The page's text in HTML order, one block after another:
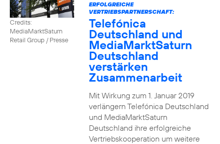
Credits:
MediaMarktSaturn
Retail Group / Presse
ERFOLGREICHE
VERTRIEBSPARTNERSCHAFT:
Telefónica
Deutschland und
MediaMarktSaturn
Deutschland
verstärken
Zusammenarbeit
Mit Wirkung zum 1. Januar 2019
verlängern Telefónica Deutschland
und MediaMarktSaturn
Deutschland ihre erfolgreiche
Vertriebskooperation um weitere